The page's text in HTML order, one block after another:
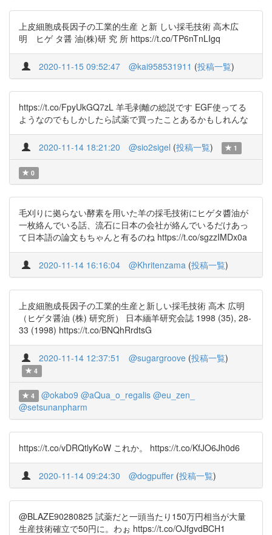
上皮細胞成長因子の工業的生産 と新 しい採毛技術 高木広
明 ヒゲ タ醤 油(株)研 究 所 https://t.co/TP6nTnLIgq
2020-11-15 09:52:47 @kai958531911 (投稿一覧)
https://t.co/FpyUkGQ7zL 羊毛剥離の総説です EGF使ってる
ようなのでもしかしたら試薬で買ったことあるかもしれんな
2020-11-14 18:21:20 @sio2sigel (投稿一覧) 1
0
毛刈りに拠らない酵素を用いた羊の採毛技術にヒゲタ醬油が
一枚絡んでいる話、流石に日本の会社が絡んでいるだけあっ
て日本語の論文もちゃんと有るのね https://t.co/sgzzIMDx0a
2020-11-14 16:16:04 @Khritenzama (投稿一覧)
上皮細胞成長因子の工業的生産と新しい採毛技術 高木 広明
（ヒゲタ醤油 (株) 研究所） 日本緬羊研究会誌 1998 (35), 28-
33 (1998) https://t.co/BNQhRrdtsG
2020-11-14 12:37:51 @sugargroove (投稿一覧)
4
4 @okabo9 @aQua_o_regalis @eu_zen_
@setsunanpharm
https://t.co/vDRQtlyKoW これか。 https://t.co/KfJO6Jh0d6
2020-11-14 09:24:30 @dogpuffer (投稿一覧)
@BLAZE90280825 試薬だと一頭当たり150万円相当が大量
生産技術確立で50円に。わぉ https://t.co/OJfgvdBCH1